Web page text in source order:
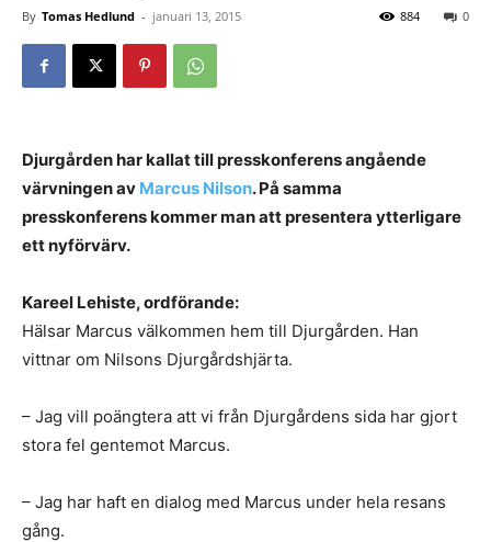
By Tomas Hedlund - januari 13, 2015 0
884
Djurgården har kallat till presskonferens angående
värvningen av Marcus Nilson. På samma
presskonferens kommer man att presentera ytterligare
ett nyförvärv.
Kareel Lehiste, ordförande:
Hälsar Marcus välkommen hem till Djurgården. Han
vittnar om Nilsons Djurgårdshjärta.
– Jag vill poängtera att vi från Djurgårdens sida har gjort
stora fel gentemot Marcus.
– Jag har haft en dialog med Marcus under hela resans
gång.